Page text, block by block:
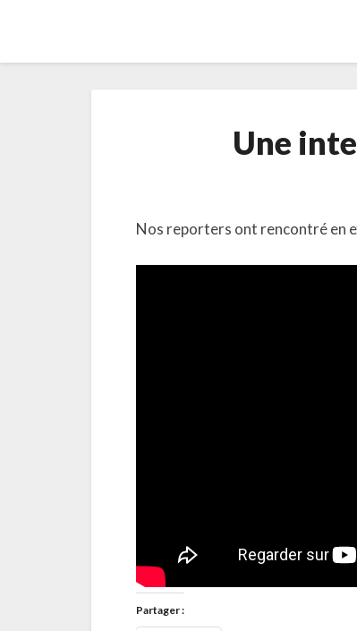
Une
Nos reporters ont rencontré en
Partager :